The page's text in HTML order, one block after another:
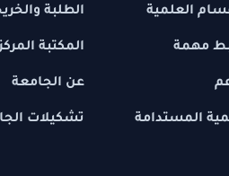
الطلبة والخريجين
المكتبة المركزية
عن الجامعة
تشكيلات الجامعة